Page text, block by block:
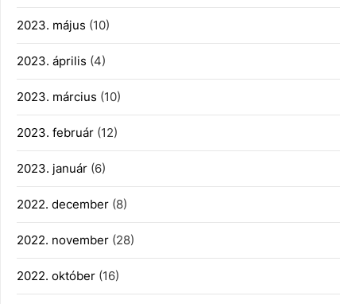
2023. május (10)
2023. április (4)
2023. március (10)
2023. február (12)
2023. január (6)
2022. december (8)
2022. november (28)
2022. október (16)